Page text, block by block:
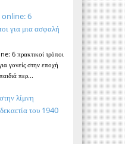
online: 6
για μια ασφαλή
6 πρακτικοί τρόποι
γονείς στην εποχή
περ...
λίμνη
του 1940